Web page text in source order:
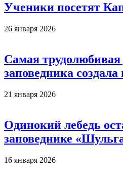
Ученики посетят
26 января 2026
Самая трудолюбивая
заповедника
21 января 2026
Одинокий лебедь
заповеднике
16 января 2026